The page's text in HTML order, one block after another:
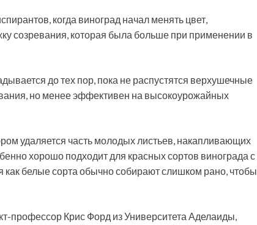
когда виноград начал менять цвет,
созревания, которая была больше при применении в
до тех пор, пока не распустятся верхушечные
но менее эффективен на высокоурожайных
удаляется часть молодых листьев, накапливающих
хорошо подходит для красных сортов винограда с
белые сорта обычно собирают слишком рано, чтобы
профессор Крис Форд из Университета Аделаиды,